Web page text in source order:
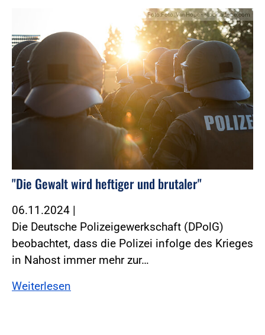
Foto:Foto: VanHope - stock.adobe.com
"Die Gewalt wird heftiger und brutaler"
06.11.2024 |
Die Deutsche Polizeigewerkschaft (DPolG)
beobachtet, dass die Polizei infolge des Krieges
in Nahost immer mehr zur…
Weiterlesen